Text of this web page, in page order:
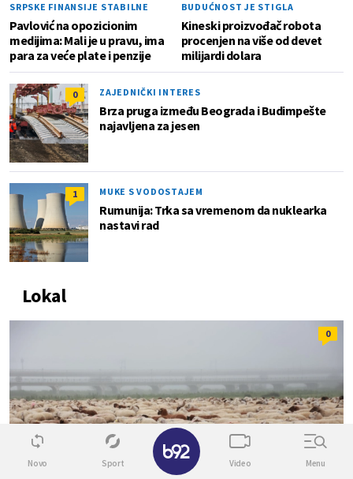
SRPSKE FINANSIJE STABILNE
Pavlović na opozicionim
medijima: Mali je u pravu, ima
para za veće plate i penzije
BUDUĆNOST JE STIGLA
Kineski proizvođač robota
procenjen na više od devet
milijardi dolara
0 ZAJEDNIČKI INTERES
Brza pruga između Beograda i Budimpešte
najavljena za jesen
1 MUKE S VODOSTAJEM
Rumunija: Trka sa vremenom da nuklearka
nastavi rad
Lokal
0
Novo Sport Video Menu
✕